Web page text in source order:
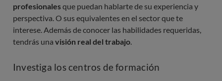
profesionalesque puedan hablarte de su experiencia y
perspectiva. O sus equivalentes en el sector que te
interese. Además de conocer las habilidades requeridas,
tendrás una visión real del trabajo.
Investiga los centros de formación